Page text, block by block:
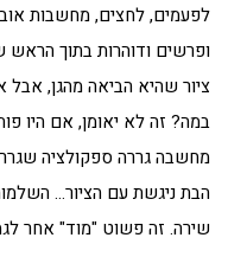
לפעמים, לחצים, מחשבות
ופרשים ודוהרות בתוך הראש
ציור שהיא הביאה מהגן, אבל
במה? זה לא יאומן, אם היו
מחשבה גררה ספקולציה
הבת ניגשת עם הציור…
שירה. זה פשוט "מוד" אחר